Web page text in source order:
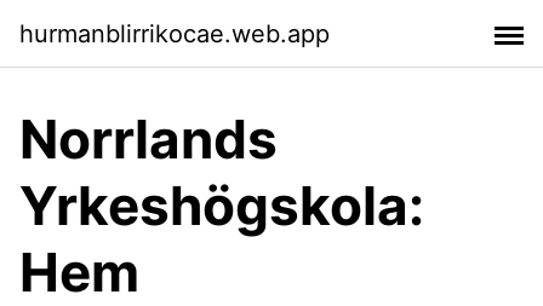
hurmanblirrikocae.web.app
Norrlands
Yrkeshögskola:
Hem